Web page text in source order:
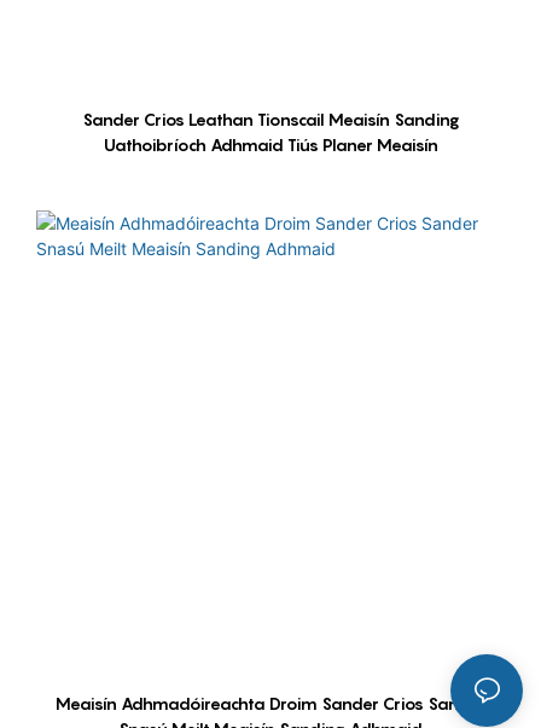
Sander Crios Leathan Tionscail Meaisín Sanding
Uathoibríoch Adhmaid Tiús Planer Meaisín
Meaisín Adhmadóireachta Droim Sander Crios Sander